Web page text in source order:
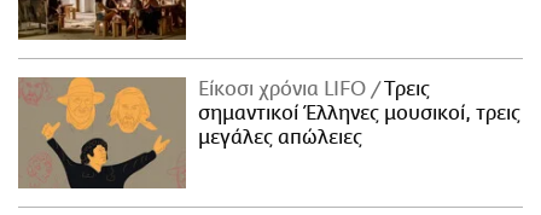
Είκοσι χρόνια LIFO
Tρεις
σημαντικοί Έλληνες μουσικοί, τρεις
μεγάλες απώλειες